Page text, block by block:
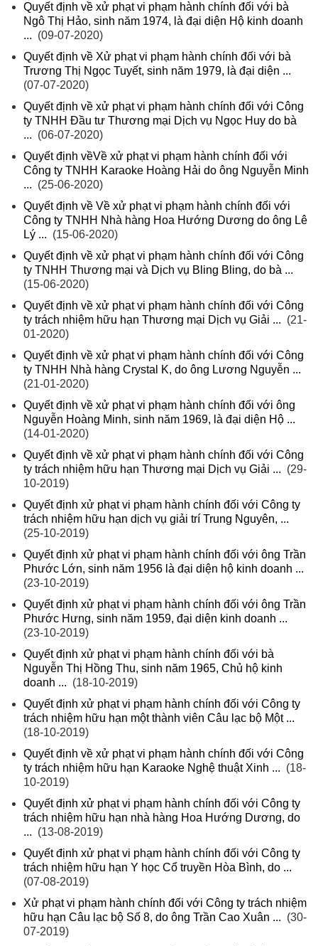
Quyết định về xử phạt vi phạm hành chính đối với bà
Ngô Thị Hảo, sinh năm 1974, là đại diện Hộ kinh doanh
... (09-07-2020)
Quyết định về Xử phạt vi phạm hành chính đối với bà
Trương Thị Ngọc Tuyết, sinh năm 1979, là đại diện ...
(07-07-2020)
Quyết định về xử phạt vi phạm hành chính đối với Công
ty TNHH Đầu tư Thương mại Dịch vụ Ngọc Huy do bà
... (06-07-2020)
Quyết định vềVề xử phạt vi phạm hành chính đối với
Công ty TNHH Karaoke Hoàng Hải do ông Nguyễn Minh
... (25-06-2020)
Quyết định về Về xử phạt vi phạm hành chính đối với
Công ty TNHH Nhà hàng Hoa Hướng Dương do ông Lê
Lý ... (15-06-2020)
Quyết định về xử phạt vi phạm hành chính đối với Công
ty TNHH Thương mại và Dịch vụ Bling Bling, do bà ...
(15-06-2020)
Quyết định về xử phạt vi phạm hành chính đối với Công
ty trách nhiệm hữu hạn Thương mại Dịch vụ Giải ... (21-
01-2020)
Quyết định về xử phạt vi phạm hành chính đối với Công
ty TNHH Nhà hàng Crystal K, do ông Lương Nguyễn ...
(21-01-2020)
Quyết định về xử phạt vi phạm hành chính đối với ông
Nguyễn Hoàng Minh, sinh năm 1969, là đại diện Hộ ...
(14-01-2020)
Quyết định về xử phạt vi phạm hành chính đối với Công
ty trách nhiệm hữu hạn Thương mại Dịch vụ Giải ... (29-
10-2019)
Quyết định xử phạt vi phạm hành chính đối với Công ty
trách nhiệm hữu hạn dịch vụ giải trí Trung Nguyên, ...
(25-10-2019)
Quyết định xử phạt vi phạm hành chính đối với ông Trần
Phước Lớn, sinh năm 1956 là đại diện hộ kinh doanh ...
(23-10-2019)
Quyết định xử phạt vi phạm hành chính đối với ông Trần
Phước Hưng, sinh năm 1959, đại diện kinh doanh ...
(23-10-2019)
Quyết định xử phạt vi phạm hành chính đối với bà
Nguyễn Thị Hồng Thu, sinh năm 1965, Chủ hộ kinh
doanh ... (18-10-2019)
Quyết định xử phạt vi phạm hành chính đối với Công ty
trách nhiệm hữu hạn một thành viên Câu lạc bộ Một ...
(18-10-2019)
Quyết định về xử phạt vi phạm hành chính đối với Công
ty trách nhiệm hữu hạn Karaoke Nghệ thuật Xinh ... (18-
10-2019)
Quyết định xử phạt vi phạm hành chính đối với Công ty
trách nhiệm hữu hạn nhà hàng Hoa Hướng Dương, do
... (13-08-2019)
Quyết định xử phạt vi phạm hành chính đối với Công ty
trách nhiệm hữu hạn Y học Cổ truyền Hòa Bình, do ...
(07-08-2019)
Xử phạt vi phạm hành chính đối với Công ty trách nhiệm
hữu hạn Câu lạc bộ Số 8, do ông Trần Cao Xuân ... (30-
07-2019)